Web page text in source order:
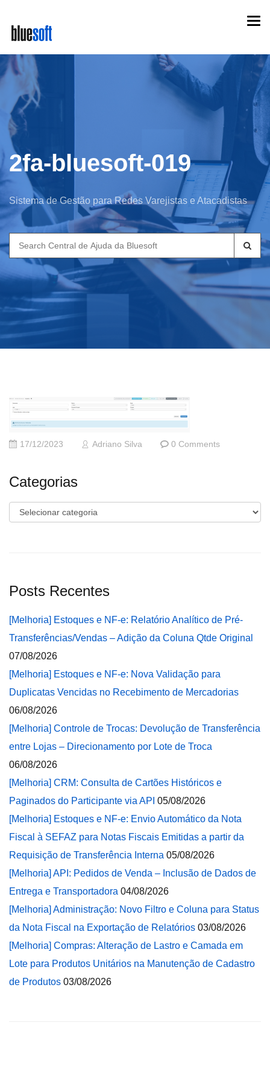
main
content
2fa-bluesoft-019
Sistema de Gestão para Redes Varejistas e Atacadistas
Search
for:
17/12/2023 Adriano Silva 0 Comments
Categorias
Categorias
Posts Recentes
[Melhoria] Estoques e NF-e: Relatório Analítico de Pré-
Transferências/Vendas – Adição da Coluna Qtde Original
07/08/2026
[Melhoria] Estoques e NF-e: Nova Validação para
Duplicatas Vencidas no Recebimento de Mercadorias
06/08/2026
[Melhoria] Controle de Trocas: Devolução de Transferência
entre Lojas – Direcionamento por Lote de Troca
06/08/2026
[Melhoria] CRM: Consulta de Cartões Históricos e
Paginados do Participante via API 05/08/2026
[Melhoria] Estoques e NF-e: Envio Automático da Nota
Fiscal à SEFAZ para Notas Fiscais Emitidas a partir da
Requisição de Transferência Interna 05/08/2026
[Melhoria] API: Pedidos de Venda – Inclusão de Dados de
Entrega e Transportadora 04/08/2026
[Melhoria] Administração: Novo Filtro e Coluna para Status
da Nota Fiscal na Exportação de Relatórios 03/08/2026
[Melhoria] Compras: Alteração de Lastro e Camada em
Lote para Produtos Unitários na Manutenção de Cadastro
de Produtos 03/08/2026